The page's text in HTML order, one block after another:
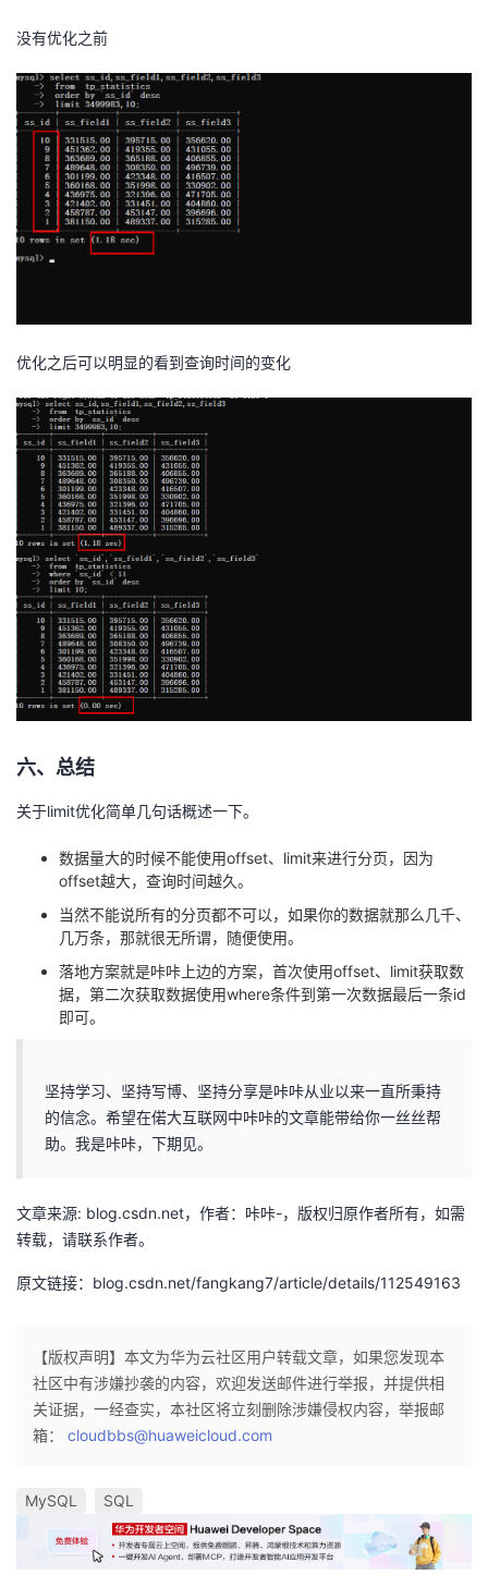
没有优化之前
优化之后可以明显的看到查询时间的变化
六、总结
关于limit优化简单几句话概述一下。
数据量大的时候不能使用offset、limit来进行分页，因为
offset越大，查询时间越久。
当然不能说所有的分页都不可以，如果你的数据就那么几千、
几万条，那就很无所谓，随便使用。
落地方案就是咔咔上边的方案，首次使用offset、limit获取数
据，第二次获取数据使用where条件到第一次数据最后一条id
即可。
坚持学习、坚持写博、坚持分享是咔咔从业以来一直所秉持
的信念。希望在偌大互联网中咔咔的文章能带给你一丝丝帮
助。我是咔咔，下期见。
文章来源: blog.csdn.net，作者：咔咔-，版权归原作者所有，如需
转载，请联系作者。
原文链接：blog.csdn.net/fangkang7/article/details/112549163
【版权声明】本文为华为云社区用户转载文章，如果您发现本
社区中有涉嫌抄袭的内容，欢迎发送邮件进行举报，并提供相
关证据，一经查实，本社区将立刻删除涉嫌侵权内容，举报邮
箱： cloudbbs@huaweicloud.com
MySQL SQL